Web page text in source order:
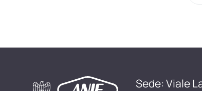
Sede: Viale